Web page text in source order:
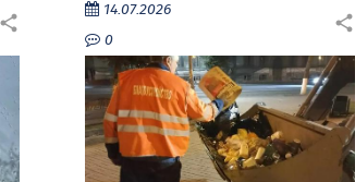
14.07.2026
0